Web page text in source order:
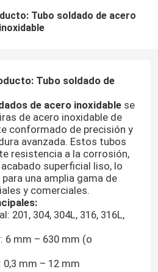
Tubo soldado de acero
inoxidable
Tubo soldado de
de acero inoxidablese
de acero inoxidable de
conformado de precisión y
avanzada. Estos tubos
resistencia a la corrosión,
superficial liso, lo
una amplia gama de
y comerciales.
201, 304, 304L, 316, 316L,
6 mm – 630 mm (o
0,3 mm – 12 mm